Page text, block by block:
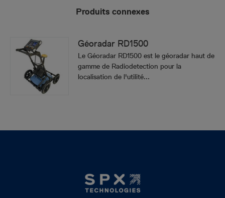
Produits connexes
Géoradar RD1500
Le Géoradar RD1500 est le géoradar haut de
gamme de Radiodetection pour la
localisation de l'utilité...